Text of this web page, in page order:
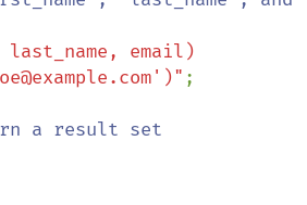
last_name, email)
;
a result set